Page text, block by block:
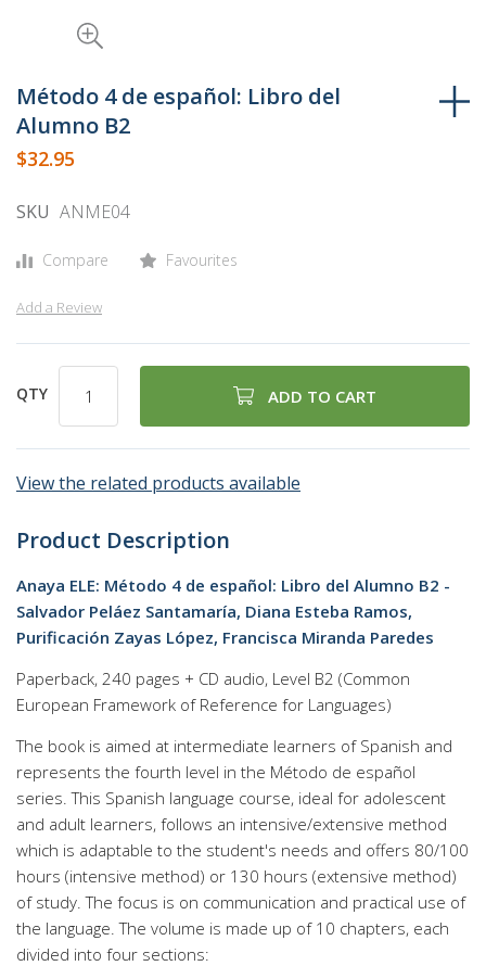
to
the
beginning
of
images
Método 4 de español: Libro del
Alumno B2
$32.95
SKU ANME04
Compare Favourites
Add a Review
QTY ADD TO CART
View the related products available
Product Description
Anaya ELE: Método 4 de español: Libro del Alumno B2 -
Salvador Peláez Santamaría, Diana Esteba Ramos,
Purificación Zayas López, Francisca Miranda Paredes
Paperback, 240 pages + CD audio, Level B2 (Common
European Framework of Reference for Languages)
The book is aimed at intermediate learners of Spanish and
represents the fourth level in the Método de español
series. This Spanish language course, ideal for adolescent
and adult learners, follows an intensive/extensive method
which is adaptable to the student's needs and offers 80/100
hours (intensive method) or 130 hours (extensive method)
of study. The focus is on communication and practical use of
the language. The volume is made up of 10 chapters, each
divided into four sections: